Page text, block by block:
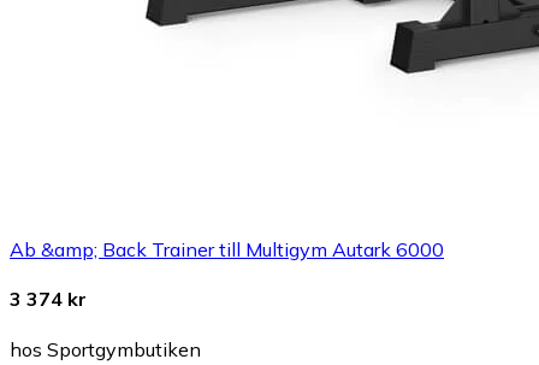
Ab &amp; Back Trainer till Multigym Autark 6000
3 374 kr
hos Sportgymbutiken